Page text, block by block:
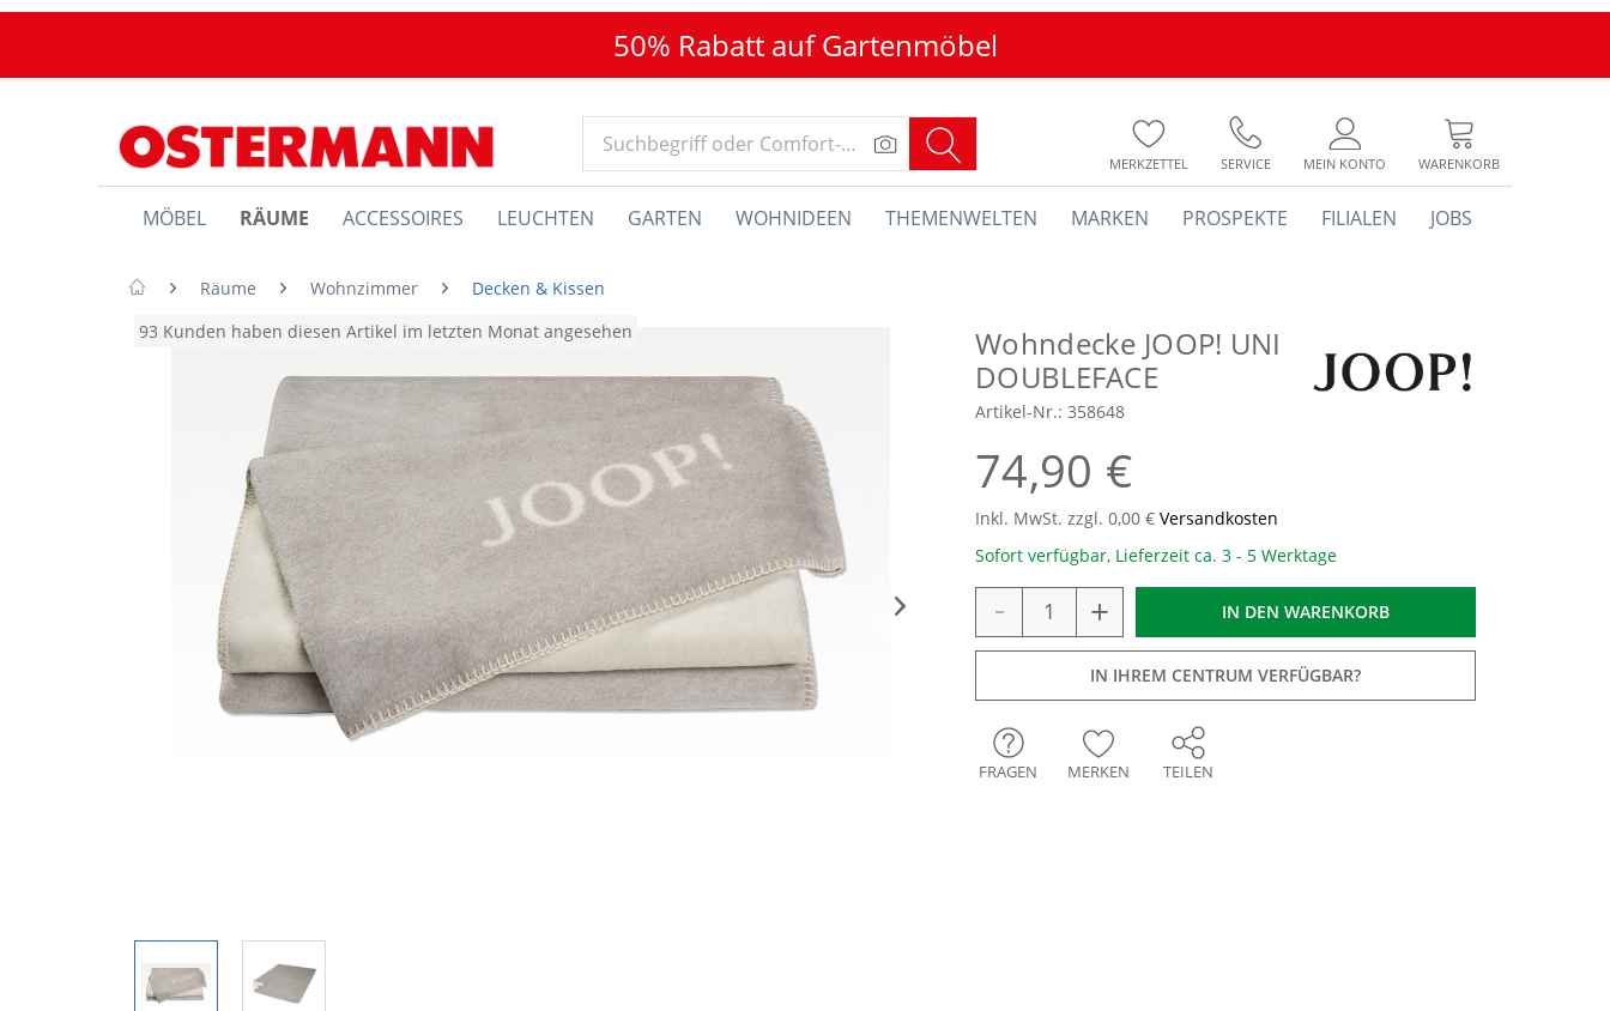
50% Rabatt auf Gartenmöbel
MERKZETTEL SERVICE MEIN KONTO WARENKORB
MÖBEL RÄUME ACCESSOIRES LEUCHTEN GARTEN WOHNIDEEN THEMENWELTEN MARKEN PROSPEKTE FILIALEN JOBS
Räume Wohnzimmer
Decken & Kissen
93 Kunden haben diesen Artikel im letzten Monat angesehen
Wohndecke JOOP! UNI
DOUBLEFACE
Artikel-Nr.: 358648
74,90 €
Inkl. MwSt. zzgl. 0,00 € Versandkosten
Sofort verfügbar, Lieferzeit ca. 3 - 5 Werktage
- + IN DEN WARENKORB
IN IHREM CENTRUM VERFÜGBAR?
FRAGEN MERKEN TEILEN